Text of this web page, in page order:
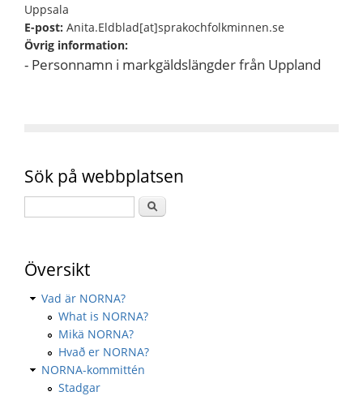
Uppsala
E-post: Anita.Eldblad[at]sprakochfolkminnen.se
Övrig information:
- Personnamn i markgäldslängder från Uppland
Sök på webbplatsen
Översikt
Vad är NORNA?
What is NORNA?
Mikä NORNA?
Hvað er NORNA?
NORNA-kommittén
Stadgar